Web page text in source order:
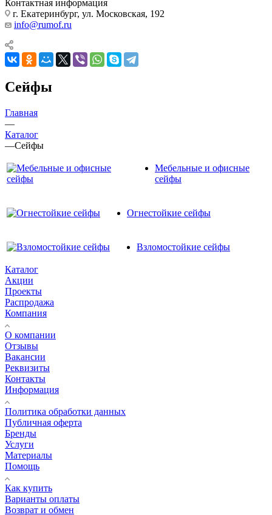
Контактная информация
г. Екатеринбург, ул. Московская, 192
info@rumof.ru
Сейфы
Главная
—
Каталог
—Сейфы
Мебельные и офисные
сейфы
Огнестойкие сейфы
Взломостойкие сейфы
Каталог
Акции
Проекты
Распродажа
Компания
О компании
Отзывы
Вакансии
Реквизиты
Контакты
Информация
Политика обработки данных
Публичная оферта
Бренды
Услуги
Материалы
Помощь
Как купить
Варианты оплаты
Возврат и обмен